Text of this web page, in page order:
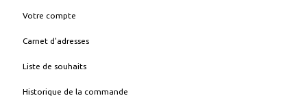
Votre compte
Carnet d'adresses
Liste de souhaits
Historique de la commande